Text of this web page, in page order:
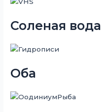
Соленая вода
Оба